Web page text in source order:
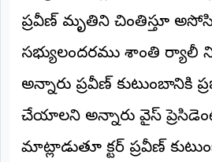
(REPORTERS
DESK)
మా
రిపోర్టర్లు
రిపోర్టర్‌గా
ప్రవీణ్ మృతిని చింతిస్తూ
సభ్యులందరము శాంతి ర్యాలీ
అన్నారు ప్రవీణ్ కుటుంబానికి
చేయాలని అన్నారు వైస్
మాట్లాడుతూ డాక్టర్ ప్రవీణ్